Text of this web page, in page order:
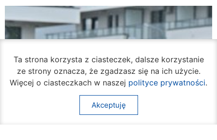
Ta strona korzysta z ciasteczek, dalsze korzystanie
ze strony oznacza, że zgadzasz się na ich użycie.
Więcej o ciasteczkach w naszej polityce prywatności.
Akceptuję